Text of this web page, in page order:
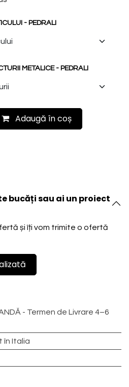
- PEDRALI
METALICE - PEDRALI
Adaugă în coș
bucăți sau ai un proiect
și îți vom trimite o ofertă
- Termen de Livrare 4–6
în Italia